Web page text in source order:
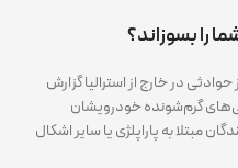
را بسوزاند؟
در خارج از استرالیا گزارش
گرم‌شونده خودرویشان
مبتلا به پاراپلژی یا سایر اشکال